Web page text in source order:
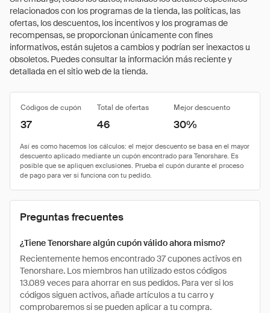
relacionados con los programas de la tienda, las políticas, las
ofertas, los descuentos, los incentivos y los programas de
recompensas, se proporcionan únicamente con fines
informativos, están sujetos a cambios y podrían ser inexactos u
obsoletos. Puedes consultar la información más reciente y
detallada en el sitio web de la tienda.
Códigos de cupón Total de ofertas Mejor descuento
37 46 30%
Preguntas frecuentes
¿Tiene Tenorshare algún cupón válido ahora mismo?
Recientemente hemos encontrado 37 cupones activos en
Tenorshare. Los miembros han utilizado estos códigos
13.089 veces para ahorrar en sus pedidos. Para ver si los
códigos siguen activos, añade artículos a tu carro y
comprobaremos si se pueden aplicar a tu compra.